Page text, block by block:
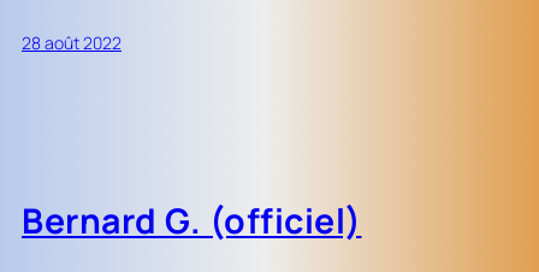
28 août 2022
Bernard G. (officiel)